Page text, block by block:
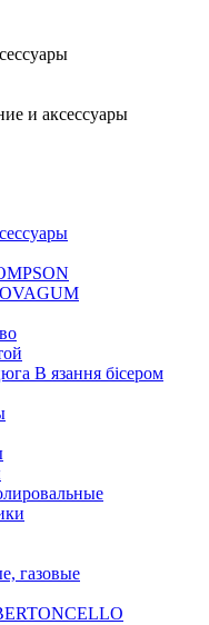
и аксессуары
В язання бісером
газовые